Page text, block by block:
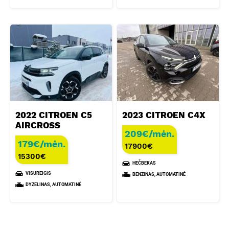
2022 CITROEN C5
AIRCROSS
179€/mėn.
15300€
VISUREIGIS
DYZELINAS, AUTOMATINĖ
2023 CITROEN C4X
209€/mėn.
17900€
HEČBEKAS
BENZINAS, AUTOMATINĖ